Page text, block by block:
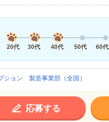
20代
30代 40代 50代 60代
ション 製造事業部（全国）
応募する